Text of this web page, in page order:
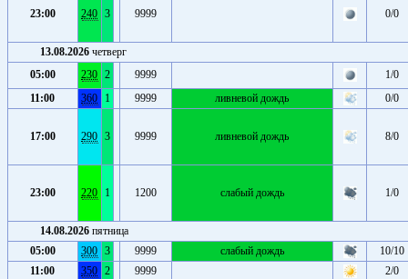
23:00 240 3 9999 0/0
13.08.2026 четверг
05:00
230 2 9999
1/0
11:00
360 1 9999 ливневой дождь 0/0
17:00 290 3 9999 ливневой дождь 8/0
23:00 220 1 1200 слабый дождь 1/0
14.08.2026 пятница
05:00
300 3 9999 слабый дождь
10/10
11:00
350 2 9999
2/0